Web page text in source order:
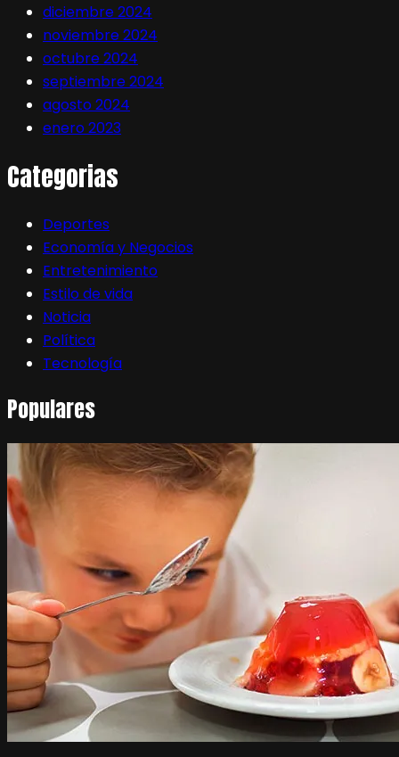
diciembre 2024
noviembre 2024
octubre 2024
septiembre 2024
agosto 2024
enero 2023
Categorias
Deportes
Economía y Negocios
Entretenimiento
Estilo de vida
Noticia
Política
Tecnología
Populares